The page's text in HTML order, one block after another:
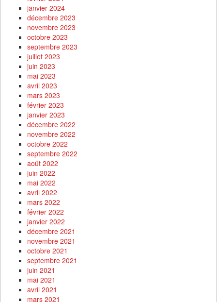
janvier 2024
décembre 2023
novembre 2023
octobre 2023
septembre 2023
juillet 2023
juin 2023
mai 2023
avril 2023
mars 2023
février 2023
janvier 2023
décembre 2022
novembre 2022
octobre 2022
septembre 2022
août 2022
juin 2022
mai 2022
avril 2022
mars 2022
février 2022
janvier 2022
décembre 2021
novembre 2021
octobre 2021
septembre 2021
juin 2021
mai 2021
avril 2021
mars 2021